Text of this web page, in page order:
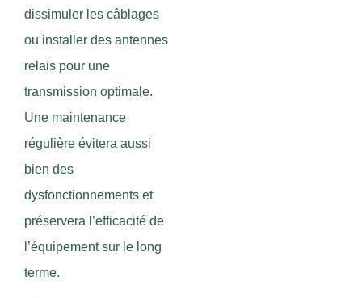
dissimuler les câblages
ou installer des antennes
relais pour une
transmission optimale.
Une maintenance
régulière évitera aussi
bien des
dysfonctionnements et
préservera l’efficacité de
l’équipement sur le long
terme.